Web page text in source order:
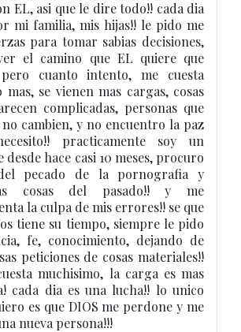
EL, asi que le dire todo!! cada dia
mi familia, mis hijas!! le pido me
para tomar sabias decisiones,
el camino que EL quiere que
cuanto intento, me cuesta
mas, se vienen mas cargas, cosas
complicadas, personas que
no cambien, y no encuentro la paz
practicamente soy un
desde hace casi 10 meses, procuro
pecado de la pornografia y
cosas del pasado!! y me
la culpa de mis errores!! se que
tiene su tiempo, siempre le pido
fe, conocimiento, dejando de
peticiones de cosas materiales!!
muchisimo, la carga es mas
cada dia es una lucha!! lo unico
es que DIOS me perdone y me
nueva persona!!!